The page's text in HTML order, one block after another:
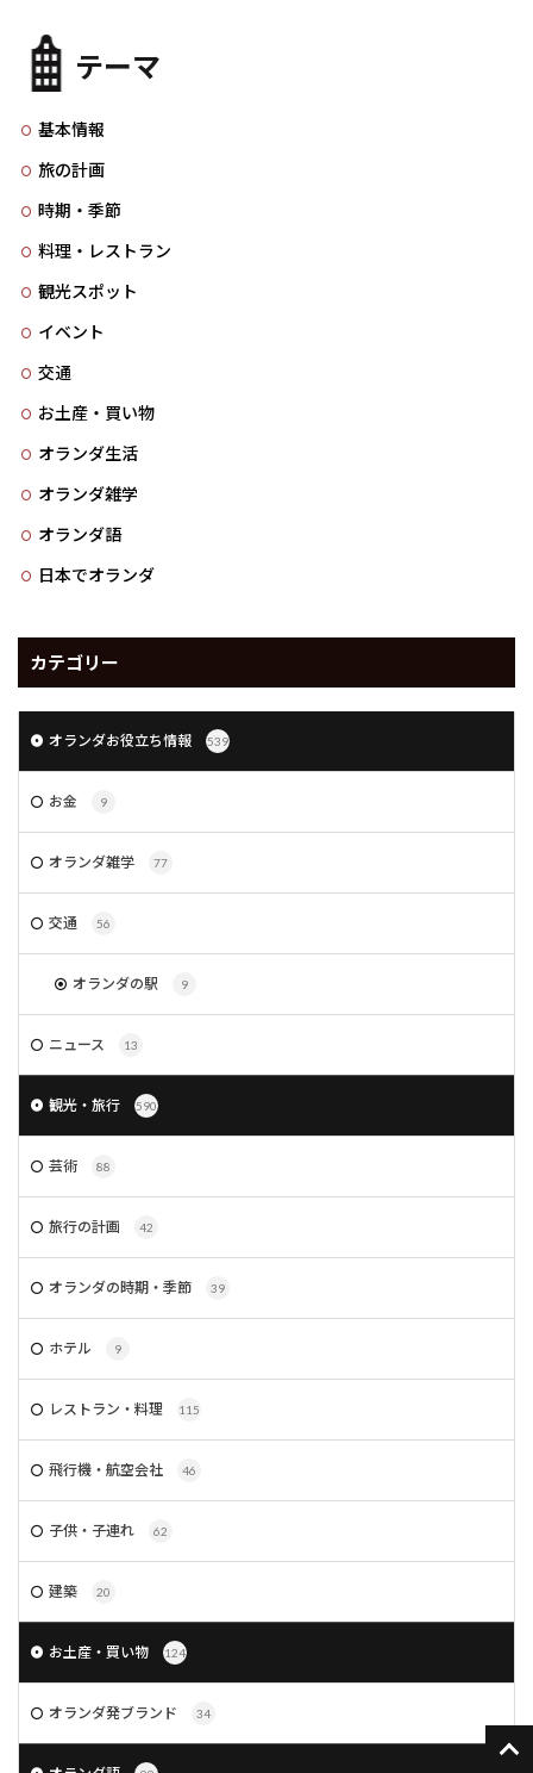
テーマ
基本情報
旅の計画
時期・季節
料理・レストラン
観光スポット
イベント
交通
お土産・買い物
オランダ生活
オランダ雑学
オランダ語
日本でオランダ
カテゴリー
オランダお役立ち情報 539
お金 9
オランダ雑学 77
交通 56
オランダの駅 9
ニュース 13
観光・旅行 590
芸術 88
旅行の計画 42
オランダの時期・季節 39
ホテル 9
レストラン・料理 115
飛行機・航空会社 46
子供・子連れ 62
建築 20
お土産・買い物 124
オランダ発ブランド 34